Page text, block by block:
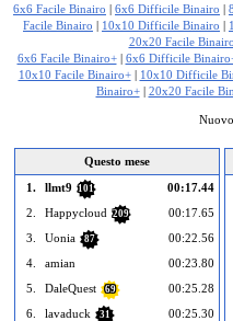
6x6 Facile Binairo | 6x6 Difficile Binairo |
Facile Binairo | 10x10 Difficile Binairo |
20x20 Facile Binairo
6x6 Facile Binairo+| 6x6 Difficile
10x10 Facile Binairo+| 10x10 Difficile
Binairo+| 20x20 Facile
Questo mese
1.
llmt9 101
00:17.44
2.
Happycloud 209
00:17.65
3.
Uonia 87
00:22.56
4.
amian
00:23.80
5.
DaleQuest 69
00:25.28
6.
lavaduck 31
00:25.30